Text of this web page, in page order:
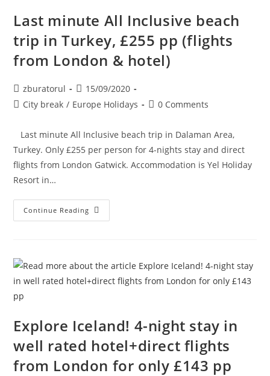
Last minute All Inclusive beach
trip in Turkey, £255 pp (flights
from London & hotel)
Post
author:
zburatorul
Post
published:
15/09/2020
PostCity break / Europe Holidays
Post0 Comments
Last minute All Inclusive beach trip in Dalaman Area,
Turkey. Only £255 per person for 4-nights stay and direct
flights from London Gatwick. Accommodation is Yel Holiday
Resort in…
Continue Reading Last
Minute
In
Turkey,
£255
Pp
&
Hotel)
Explore Iceland! 4-night stay in
well rated hotel+direct flights
from London for only £143 pp